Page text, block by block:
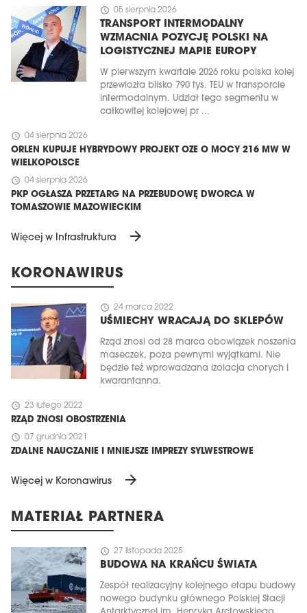
schedule 05 sierpnia 2026
TRANSPORT INTERMODALNY
WZMACNIA POZYCJĘ POLSKI NA
LOGISTYCZNEJ MAPIE EUROPY
W pierwszym kwartale 2026 roku polska kolej
przewiozła blisko 790 tys. TEU w transporcie
intermodalnym. Udział tego segmentu w
całkowitej kolejowej pr ...
schedule 04 sierpnia 2026
ORLEN KUPUJE HYBRYDOWY PROJEKT OZE O MOCY 216 MW W
WIELKOPOLSCE
schedule 04 sierpnia 2026
PKP OGŁASZA PRZETARG NA PRZEBUDOWĘ DWORCA W
TOMASZOWIE MAZOWIECKIM
Więcej w Infrastruktura arrow_forward
KORONAWIRUS
schedule 24 marca 2022
UŚMIECHY WRACAJĄ DO SKLEPÓW
Rząd znosi od 28 marca obowiązek noszenia
maseczek, poza pewnymi wyjątkami. Nie
będzie też wprowadzana izolacja chorych i
kwarantanna.
schedule 23 lutego 2022
RZĄD ZNOSI OBOSTRZENIA
schedule 07 grudnia 2021
ZDALNE NAUCZANIE I MNIEJSZE IMPREZY SYLWESTROWE
Więcej w Koronawirus arrow_forward
MATERIAŁ PARTNERA
schedule 27 listopada 2025
BUDOWA NA KRAŃCU ŚWIATA
Zespół realizacyjny kolejnego etapu budowy
nowego budynku głównego Polskiej Stacji